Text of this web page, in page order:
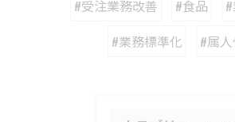
#受注業務改善 #食品
#業務標準化
#属